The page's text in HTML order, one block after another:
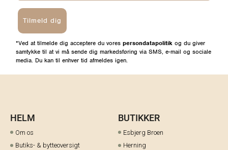
Tilmeld dig
*Ved at tilmelde dig acceptere du vores persondatapolitik og du giver
samtykke til at vi må sende dig markedsføring via SMS, e-mail og sociale
media. Du kan til enhver tid afmeldes igen.
HELM
Om os
Butiks- & bytteoversigt
BUTIKKER
Esbjerg Broen
Herning